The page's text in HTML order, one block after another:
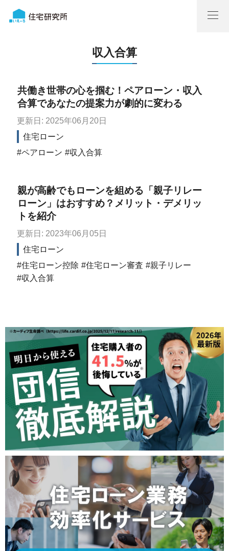
収入合算
共働き世帯の心を掴む！ペアローン・収入
合算であなたの提案力が劇的に変わる
更新日: 2025年06月20日
住宅ローン
ペアローン
収入合算
親が高齢でもローンを組める「親子リレー
ローン」はおすすめ？メリット・デメリッ
トを紹介
更新日: 2023年06月05日
住宅ローン
住宅ローン控除
住宅ローン審査
親子リレー
収入合算